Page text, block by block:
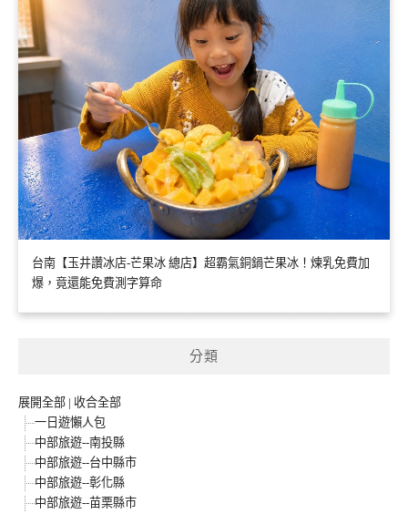
台南【玉井讚冰店-芒果冰 總店】超霸氣銅鍋芒果冰！煉乳免費加
爆，竟還能免費測字算命
分類
展開全部 | 收合全部
一日遊懶人包
中部旅遊--南投縣
中部旅遊--台中縣市
中部旅遊--彰化縣
中部旅遊--苗栗縣市